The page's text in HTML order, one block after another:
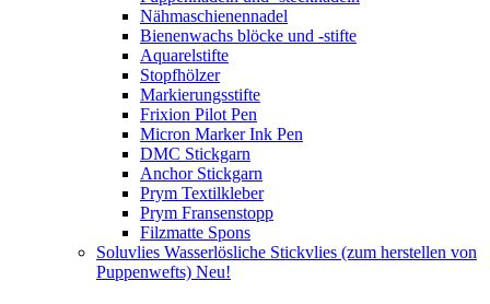
Nähmaschienennadel
Bienenwachs blöcke und -stifte
Aquarelstifte
Stopfhölzer
Markierungsstifte
Frixion Pilot Pen
Micron Marker Ink Pen
DMC Stickgarn
Anchor Stickgarn
Prym Textilkleber
Prym Fransenstopp
Filzmatte Spons
Soluvlies Wasserlösliche Stickvlies (zum herstellen von
Puppenwefts) Neu!